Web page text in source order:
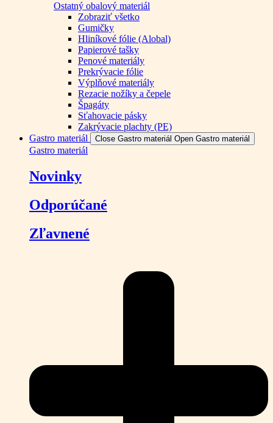
Ostatný obalový materiál
Zobraziť všetko
Gumičky
Hliníkové fólie (Alobal)
Papierové tašky
Penové materiály
Prekrývacie fólie
Výplňové materiály
Rezacie nožíky a čepele
Špagáty
Sťahovacie pásky
Zakrývacie plachty (PE)
Gastro materiál
Close Gastro materiál Open Gastro materiál
Gastro materiál
Novinky
Odporúčané
Zľavnené